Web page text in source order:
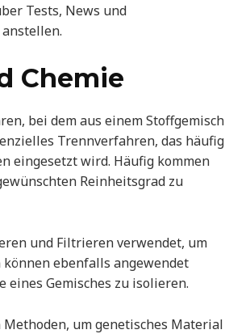
Tests, News und
Chemie
bei dem aus einem Stoffgemisch
Trennverfahren, das häufig
eingesetzt wird. Häufig kommen
Reinheitsgrad zu
und Filtrieren verwendet, um
ebenfalls angewendet
Gemisches zu isolieren.
um genetisches Material